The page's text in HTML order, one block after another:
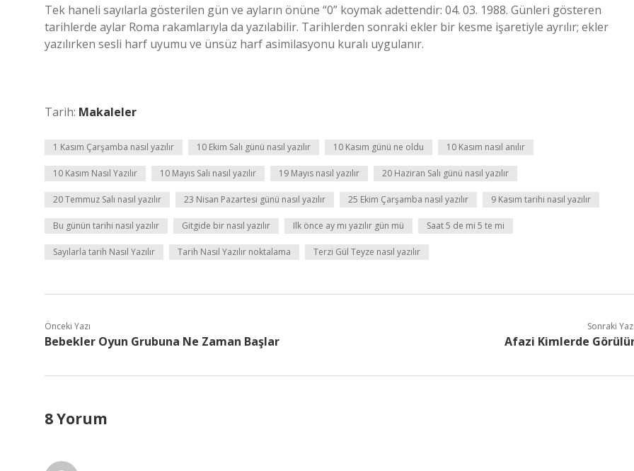
Tek haneli sayılarla gösterilen gün ve ayların önüne “0” koymak adettendir: 04. 03. 1988. Günleri gösteren
tarihlerde aylar Roma rakamlarıyla da yazılabilir. Tarihlerden sonraki ekler bir kesme işaretiyle ayrılır; ekler
yazılırken sesli harf uyumu ve ünsüz harf asimilasyonu kuralı uygulanır.
Tarih: Makaleler
1 Kasım Çarşamba nasıl yazılır 10 Ekim Salı günü nasıl yazılır 10 Kasım günü ne oldu 10 Kasım nasıl anılır
10 Kasım Nasıl Yazılır 10 Mayıs Salı nasıl yazılır 19 Mayıs nasıl yazılır 20 Haziran Salı günü nasıl yazılır
20 Temmuz Salı nasıl yazılır 23 Nisan Pazartesi günü nasıl yazılır 25 Ekim Çarşamba nasıl yazılır 9 Kasım tarihi nasıl yazılır
Bu günün tarihi nasıl yazılır Gitgide bir nasıl yazılır Ilk önce ay mı yazılır gün mü Saat 5 de mi 5 te mi
Sayılarla tarih Nasıl Yazılır Tarih Nasıl Yazılır noktalama Terzi Gül Teyze nasıl yazılır
Önceki Yazı
Bebekler Oyun Grubuna Ne Zaman Başlar
Sonraki
Afazi Kimlerde
8 Yorum